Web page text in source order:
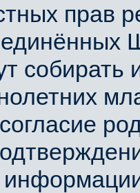
прав